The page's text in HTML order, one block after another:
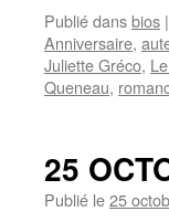
Publié dansbios |
Anniversaire,
Juliette Gréco,
Queneau,
25
Publié le25